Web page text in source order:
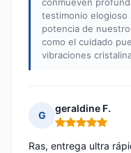
testimonio elogioso
potencia de
como el cuidado
vibraciones
G
geraldine F.
Nota: 5 de 5
Ras, entrega ultra